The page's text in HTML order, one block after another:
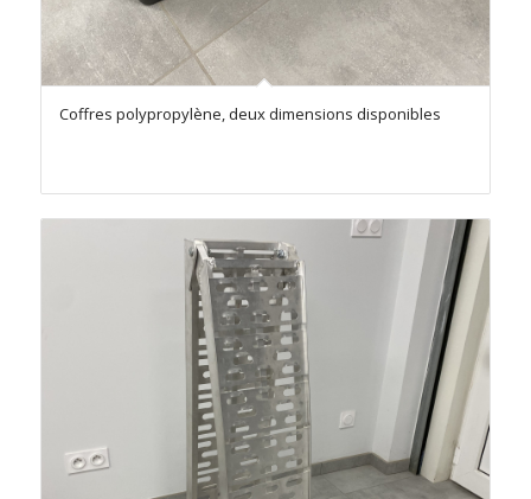
Coffres polypropylène, deux dimensions disponibles